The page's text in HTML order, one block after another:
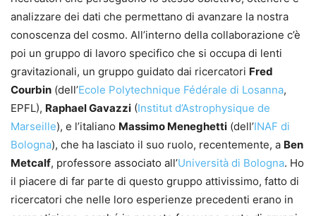
analizzare dei dati che permettano di avanzare la nostra
conoscenza del cosmo. All’in­terno della collaborazione c’è
poi un gruppo di lavoro specifico che si occupa di lenti
gravitazionali, un gruppo guidato dai ricercatori Fred
Courbin (dell’Ecole Polytechnique Fédérale di Losanna,
EPFL), Raphael Gavazzi (Institut d’Astrophysique de
Marseille), e l’italiano Massimo Meneghetti (dell’INAF di
Bologna), che ha lasciato il suo ruolo, recen­temente, a Ben
Metcalf, professore associato all’Università di Bologna. Ho
il piacere di far parte di questo gruppo attivissimo, fatto di
ricer­catori che nelle loro esperienze precedenti erano in